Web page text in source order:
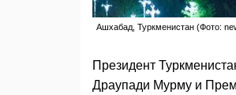
Ашхабад, Туркменистан (Фото:
Президент
Драупади Мурму и